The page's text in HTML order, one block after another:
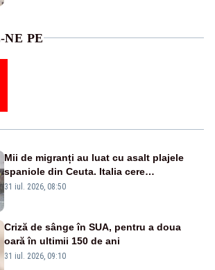
NE PE
Mii de migranți au luat cu asalt plajele
spaniole din Ceuta. Italia cere
suspendarea Spaniei din Schengen
31 iul. 2026, 08:50
Criză de sânge în SUA, pentru a doua
oară în ultimii 150 de ani
31 iul. 2026, 09:10